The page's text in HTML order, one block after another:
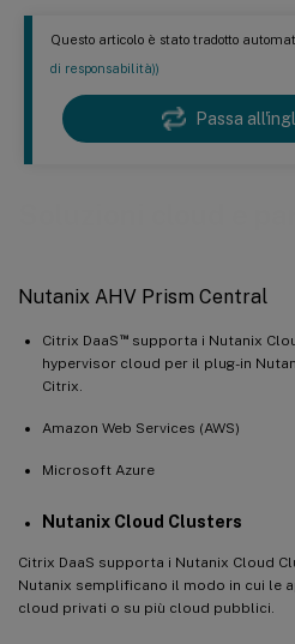
Questo articolo è stato tradotto
di responsabilità))
Passa
Nutanix AHV Prism Central
Citrix DaaS ™supporta i Nutanix
hypervisor cloud per il plug-in
Citrix.
Amazon Web Services (AWS)
Microsoft Azure
Nutanix Cloud Clusters
Citrix DaaS supporta i Nutanix Cloud
Nutanix semplificano il modo in cui le
cloud privati o su più cloud pubblici.